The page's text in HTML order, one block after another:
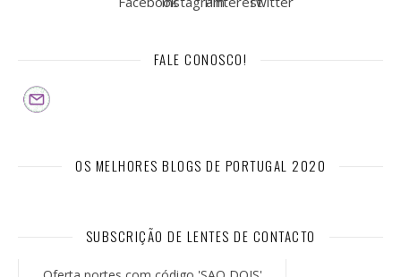
FALE CONOSCO!
OS MELHORES BLOGS DE PORTUGAL 2020
SUBSCRIÇÃO DE LENTES DE CONTACTO